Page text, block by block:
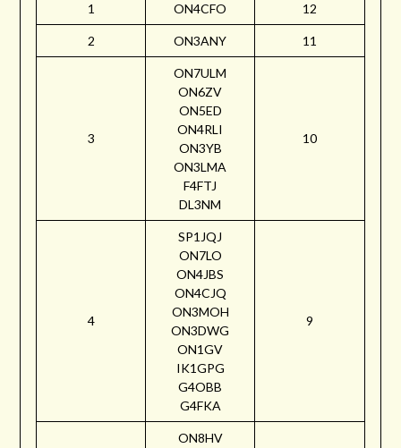
1 ON4CFO 12
2 ON3ANY 11
3
ON7ULM
ON6ZV
ON5ED
ON4RLI
ON3YB
ON3LMA
F4FTJ
DL3NM
10
4
SP1JQJ
ON7LO
ON4JBS
ON4CJQ
ON3MOH
ON3DWG
ON1GV
IK1GPG
G4OBB
G4FKA
9
ON8HV